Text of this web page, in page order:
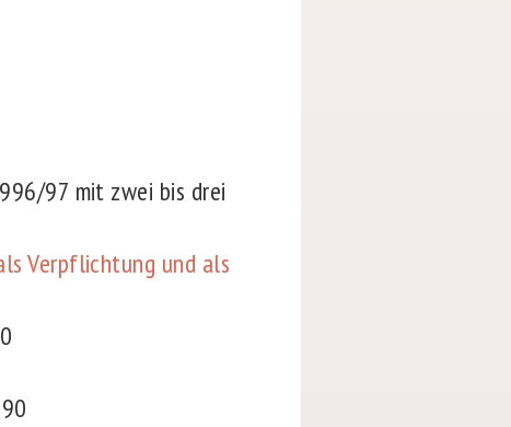
97 mit zwei bis drei
Verpflichtung und als